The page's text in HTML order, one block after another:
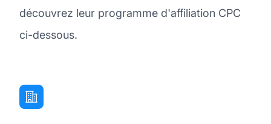
découvrez leur programme d'affiliation CPC
ci-dessous.